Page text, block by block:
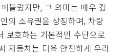
물렀지만, 그 의미는 매우 컸
의 소유권을 상징하며, 차량
보호하는 기본적인 수단으로
자동차는 더욱 안전하게 우리